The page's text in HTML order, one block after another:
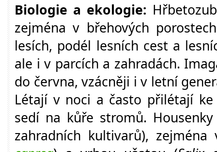
Biologie a ekologie:
zejména v břehových
lesích, podél lesních cest a
ale i v parcích a zahradách.
do června, vzácněji i v letní
Létají v noci a často přilétají
sedí na kůře stromů.
zahradních kultivarů),